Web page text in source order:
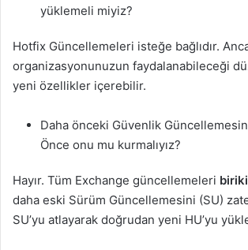
yüklemeli miyiz?
Hotfix Güncellemeleri isteğe bağlıdır.
organizasyonunuzun faydalanabileceği
yeni özellikler içerebilir.
Daha önceki Güvenlik
Önce onu mu kurmalıyız?
Hayır. Tüm Exchange güncellemeleri
daha eski Sürüm Güncellemesini (SU)
SU’yu atlayarak doğrudan yeni HU’yu